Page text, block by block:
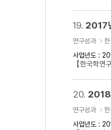
19. 2017
연구성과
사업년도 :
【한국학
20. 2018
연구성과
사업년도 :